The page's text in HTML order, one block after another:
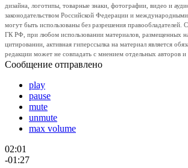
дизайна, логотипы, товарные знаки, фотографии, видео и
законодательством Российской Федерации и
могут быть использованы без разрешения правообладателей.
ГК РФ, при любом использовании материалов, размещенных
цитировании, активная гиперссылка на материал является
редакции может не совпадать с мнением отдельных авторов и
Сообщение отправлено
play
pause
mute
unmute
max volume
02:01
-01:27